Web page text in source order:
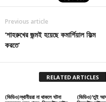
Previous article
‘শাহরুখের জন্মই হয়েছে কমার্শিয়াল ফিল্ম
করতে’
RELATED ARTICLES
(ভিডিও)স্থানীয়রা না থাকলে ঘটনা
(ভিডিও)‘তুই